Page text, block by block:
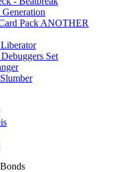
Pack ANOTHER
Set